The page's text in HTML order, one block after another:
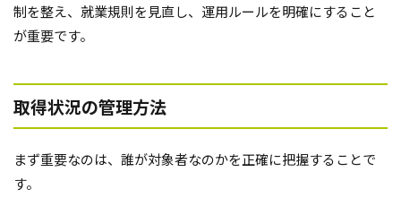
制を整え、就業規則を見直し、運用ルールを明確にすること
が重要です。
取得状況の管理方法
まず重要なのは、誰が対象者なのかを正確に把握することで
す。